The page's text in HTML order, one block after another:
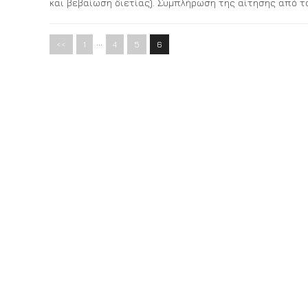
και βεβαίωση διετίας). Συμπλήρωση της αίτησης από
<< 1 4 5 6